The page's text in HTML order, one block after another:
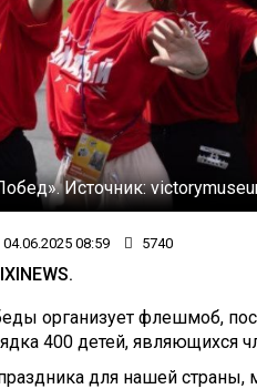
Источник:
04.06.2025 08:59 5740
организует флешмоб,
400 детей, являющихся
для нашей